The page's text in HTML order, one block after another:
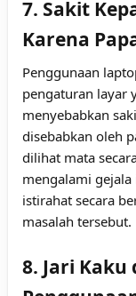
7. Sakit
Karena
Penggunaan
pengaturan layar
menyebabkan
disebabkan oleh
dilihat mata
mengalami
istirahat secara
masalah tersebut.
8. Jari